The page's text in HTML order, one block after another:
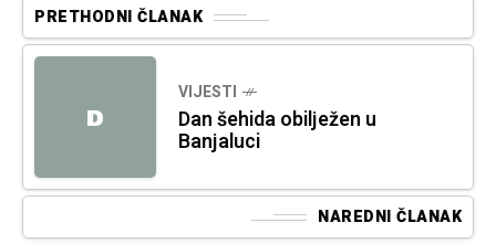
PRETHODNI ČLANAK
D
VIJESTI
Dan šehida obilježen u
Banjaluci
NAREDNI ČLANAK